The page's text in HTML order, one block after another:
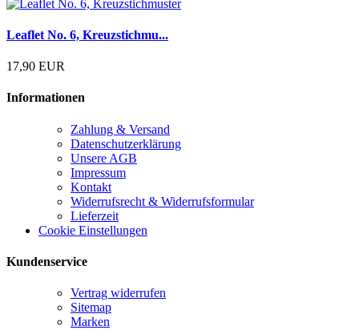
Leaflet No. 6, Kreuzstichmu...
17,90 EUR
Informationen
Zahlung & Versand
Datenschutzerklärung
Unsere AGB
Impressum
Kontakt
Widerrufsrecht & Widerrufsformular
Lieferzeit
Cookie Einstellungen
Kundenservice
Vertrag widerrufen
Sitemap
Marken